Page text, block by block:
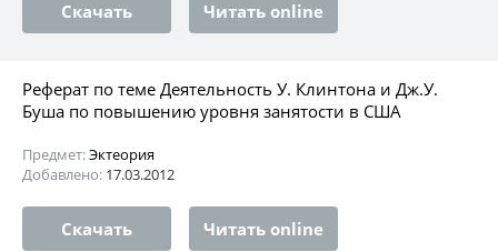
Скачать Читать online
Реферат по теме Деятельность У. Клинтона и Дж.У.
Буша по повышению уровня занятости в США
Предмет:Эктеория
Добавлено: 17.03.2012
Скачать Читать online